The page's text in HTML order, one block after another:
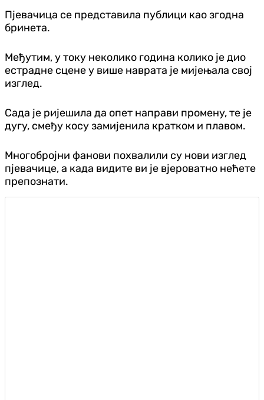
Пјевачица се представила публици као згодна
бринета.
Међутим, у току неколико година колико је дио
естрадне сцене у више наврата је мијењала свој
изглед.
Сада је ријешила да опет направи промену, те је
дугу, смеђу косу замијенила кратком и плавом.
Многобројни фанови похвалили су нови изглед
пјевачице, а када видите ви је вјероватно нећете
препознати.